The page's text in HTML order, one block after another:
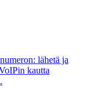
lähetä ja
kautta